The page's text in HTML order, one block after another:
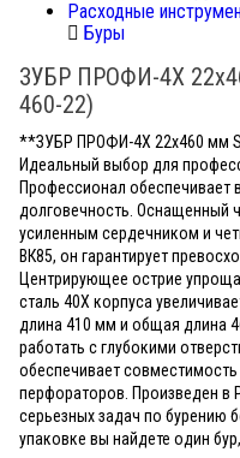
Расходные
Буры
ЗУБР ПРОФИ-4Х
460-22)
**ЗУБР ПРОФИ-4Х 22x460 мм
Идеальный выбор для
Профессионал обеспечивает
долговечность. Оснащенный
усиленным сердечником и
ВК85, он гарантирует
Центрирующее острие
сталь 40Х корпуса
длина 410 мм и общая длина
работать с глубокими
обеспечивает
перфораторов. Произведен в
серьезных задач по бурению
упаковке вы найдете один